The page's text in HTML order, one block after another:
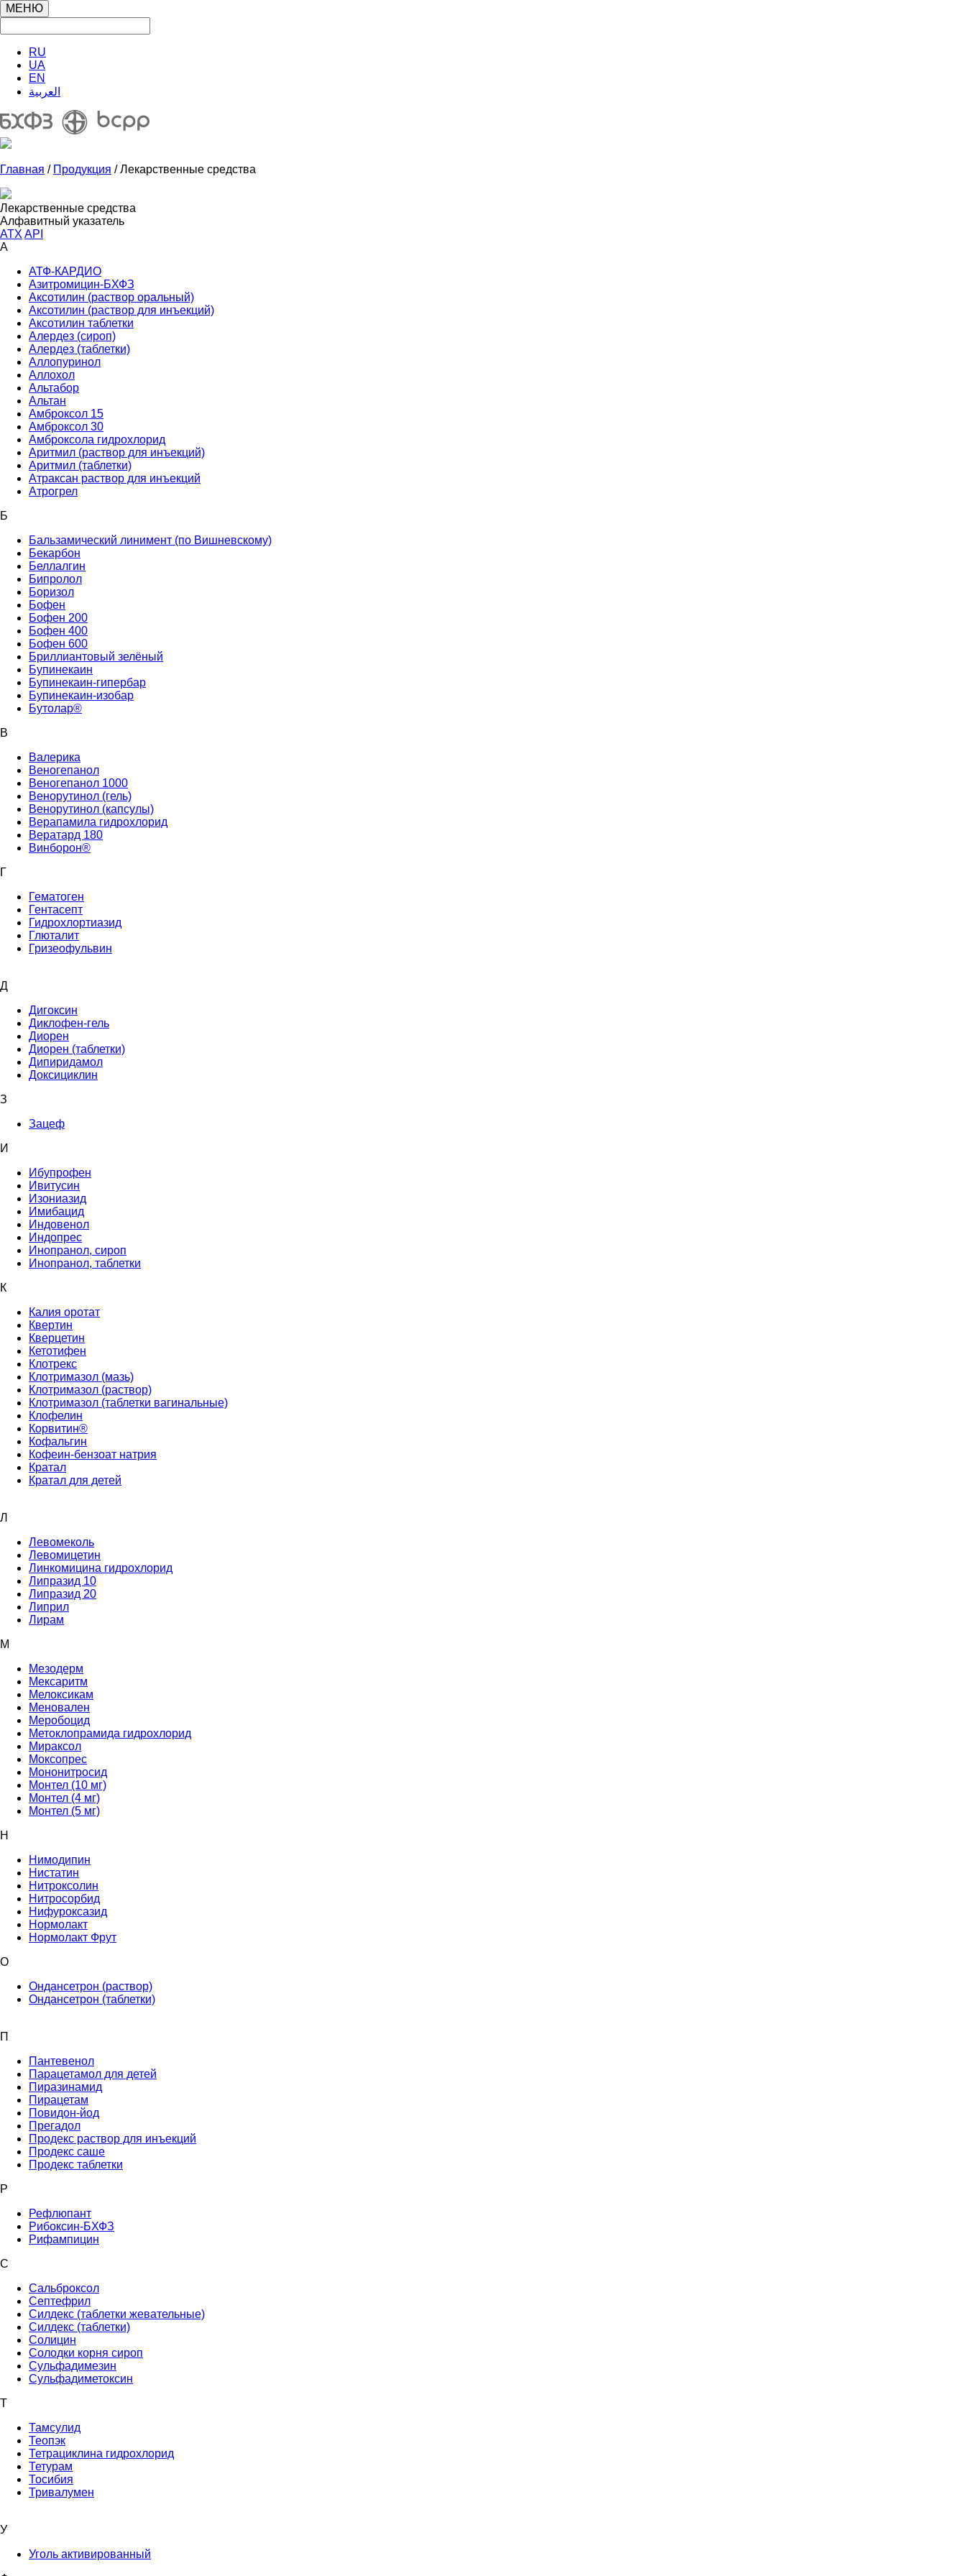
МЕНЮ
RU
UA
EN
العربية
Главная / Продукция / Лекарственные средства
Лекарственные средства
Алфавитный указатель
ATX API
А
АТФ-КАРДИО
Азитромицин-БХФЗ
Аксотилин (раствор оральный)
Аксотилин (раствор для инъекций)
Аксотилин таблетки
Алердез (сироп)
Алердез (таблетки)
Аллопуринол
Аллохол
Альтабор
Альтан
Амброксол 15
Амброксол 30
Амброксола гидрохлорид
Аритмил (раствор для инъекций)
Аритмил (таблетки)
Атраксан раствор для инъекций
Атрогрел
Б
Бальзамический линимент (по Вишневскому)
Бекарбон
Беллалгин
Бипролол
Боризол
Бофен
Бофен 200
Бофен 400
Бофен 600
Бриллиантовый зелёный
Бупинекаин
Бупинекаин-гипербар
Бупинекаин-изобар
Бутолар®
В
Валерика
Веногепанол
Веногепанол 1000
Венорутинол (гель)
Венорутинол (капсулы)
Верапамила гидрохлорид
Вератард 180
Винборон®
Г
Гематоген
Гентасепт
Гидрохлортиазид
Глюталит
Гризеофульвин
Д
Дигоксин
Диклофен-гель
Диорен
Диорен (таблетки)
Дипиридамол
Доксициклин
З
Зацеф
И
Ибупрофен
Ивитусин
Изониазид
Имибацид
Индовенол
Индопрес
Инопранол, сироп
Инопранол, таблетки
К
Калия оротат
Квертин
Кверцетин
Кетотифен
Клотрекс
Клотримазол (мазь)
Клотримазол (раствор)
Клотримазол (таблетки вагинальные)
Клофелин
Корвитин®
Кофальгин
Кофеин-бензоат натрия
Кратал
Кратал для детей
Л
Левомеколь
Левомицетин
Линкомицина гидрохлорид
Липразид 10
Липразид 20
Липрил
Лирам
М
Мезодерм
Мексаритм
Мелоксикам
Меновален
Меробоцид
Метоклопрамида гидрохлорид
Мираксол
Моксопрес
Мононитросид
Монтел (10 мг)
Монтел (4 мг)
Монтел (5 мг)
Н
Нимодипин
Нистатин
Нитроксолин
Нитросорбид
Нифуроксазид
Нормолакт
Нормолакт Фрут
О
Ондансетрон (раствор)
Ондансетрон (таблетки)
П
Пантевенол
Парацетамол для детей
Пиразинамид
Пирацетам
Повидон-йод
Прегадол
Продекс раствор для инъекций
Продекс саше
Продекс таблетки
Р
Рефлюпант
Рибоксин-БХФЗ
Рифампицин
С
Сальброксол
Септефрил
Силдекс (таблетки жевательные)
Силдекс (таблетки)
Солицин
Солодки корня сироп
Сульфадимезин
Сульфадиметоксин
Т
Тамсулид
Теопэк
Тетрациклина гидрохлорид
Тетурам
Тосибия
Тривалумен
У
Уголь активированный